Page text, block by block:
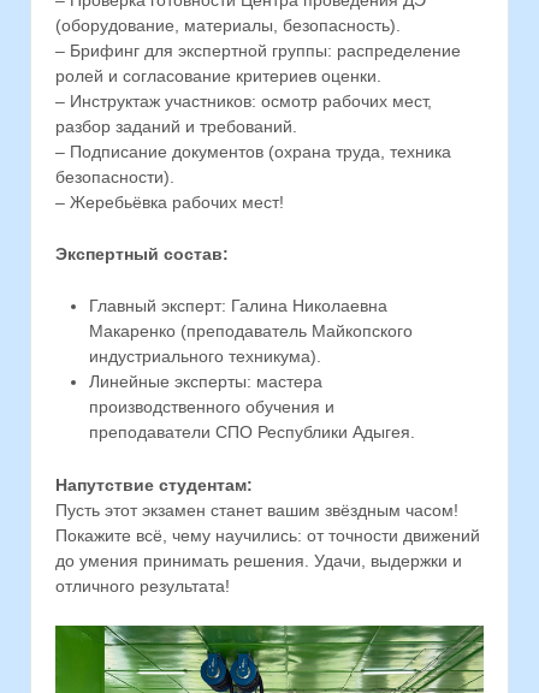
(оборудование, материалы, безопасность).
– Брифинг для экспертной группы: распределение
ролей и согласование критериев оценки.
– Инструктаж участников: осмотр рабочих мест,
разбор заданий и требований.
– Подписание документов (охрана труда, техника
безопасности).
– Жеребьёвка рабочих мест!
Экспертный состав:
Главный эксперт: Галина Николаевна
Макаренко (преподаватель Майкопского
индустриального техникума).
Линейные эксперты: мастера
производственного обучения и
преподаватели СПО Республики Адыгея.
Напутствие студентам:
Пусть этот экзамен станет вашим звёздным часом!
Покажите всё, чему научились: от точности движений
до умения принимать решения. Удачи, выдержки и
отличного результата!